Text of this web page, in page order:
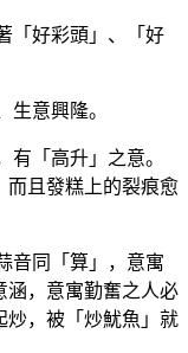
「好彩頭」、「好
意興隆。
「高升」之意。
而且發糕上的裂痕愈
音同「算」，意寓
涵，意寓勤奮之人必
炒，被「炒魷魚」就